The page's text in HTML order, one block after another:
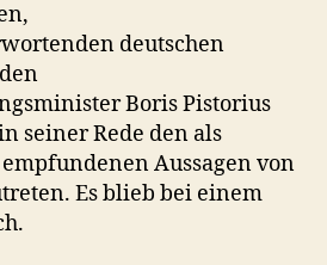
deutschen
Boris Pistorius
seiner Rede den als
Aussagen von
Es blieb bei einem